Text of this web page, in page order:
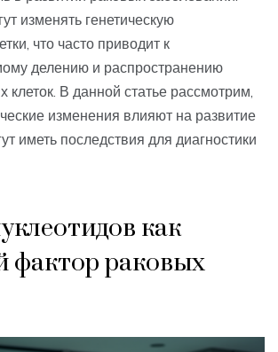
изменять генетическую
что часто приводит к
делению и распространению
клеток. В данной статье рассмотрим,
изменения влияют на развитие
иметь последствия для диагностики
как
фактор раковых